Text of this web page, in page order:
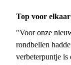
Top voor
"Voor onze
rondbellen
verbeterpuntje